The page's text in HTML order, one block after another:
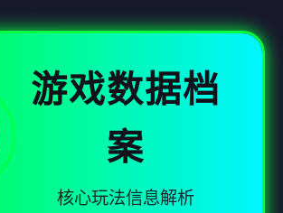
游戏数据档
案
核心玩法信息解析